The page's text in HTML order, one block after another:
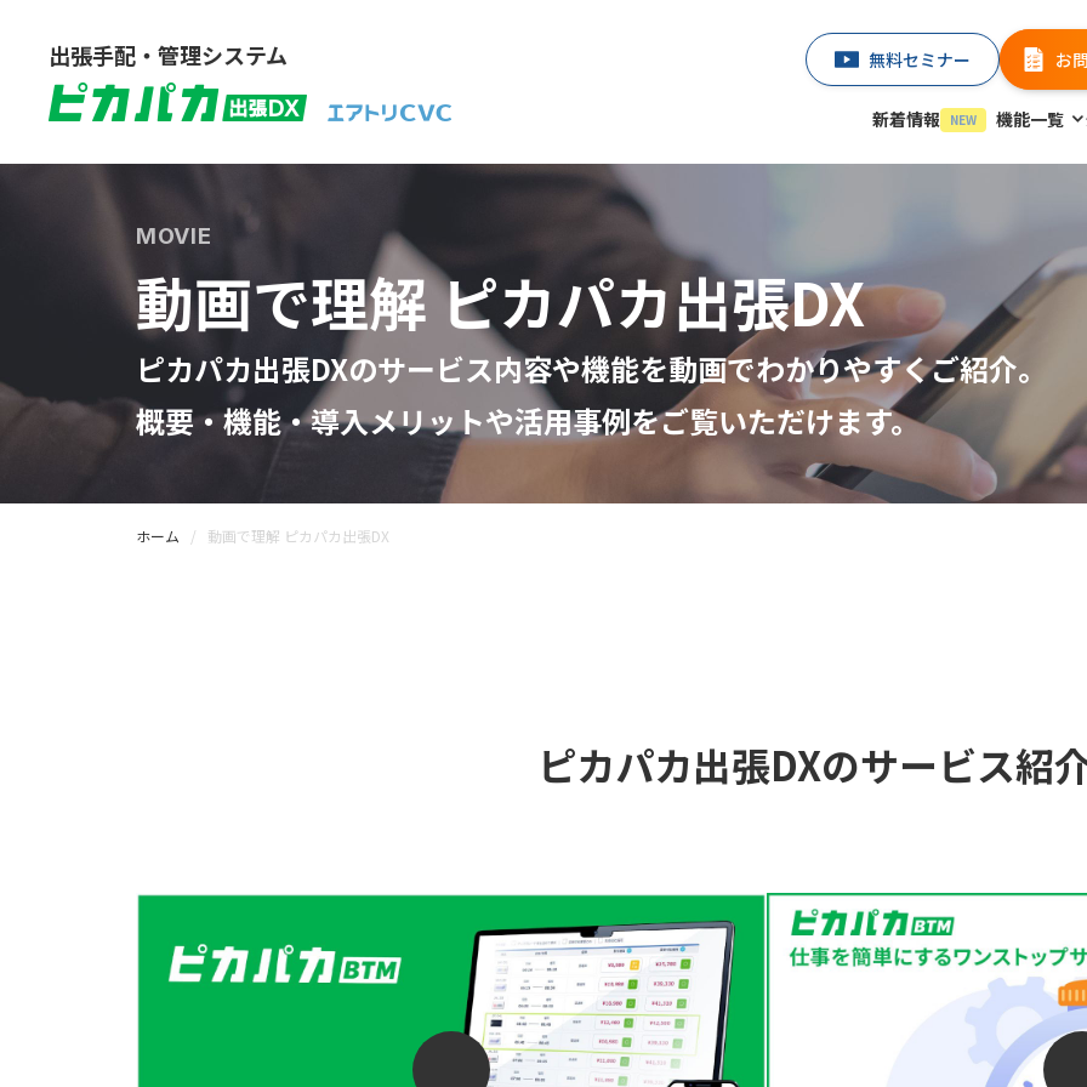
出張手配・管理システム 無料セミナー お
新着情報 NEW 機能一覧
MOVIE
動画で理解 ピカパカ出張DX
ピカパカ出張DXのサービス内容や機能を動画でわかりやすくご紹介。
概要・機能・導入メリットや活用事例をご覧いただけます。
ホーム 動画で理解 ピカパカ出張DX
ピカパカ出張DXのサービス紹